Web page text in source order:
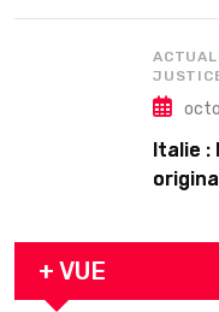
Italie :
+ VUE